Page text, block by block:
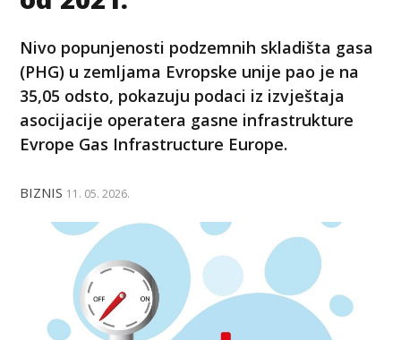
Nivo popunjenosti podzemnih skladišta gasa
(PHG) u zemljama Evropske unije pao je na
35,05 odsto, pokazuju podaci iz izvještaja
asocijacije operatera gasne infrastrukture
Evrope Gas Infrastructure Europe.
BIZNIS 11. 05. 2026.